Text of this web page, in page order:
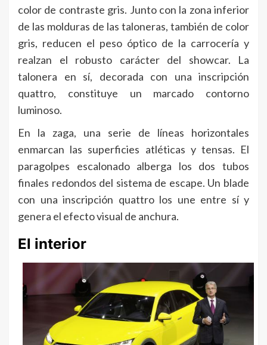
color de contraste gris. Junto con la zona inferior
de las molduras de las taloneras, también de color
gris, reducen el peso óptico de la carrocería y
realzan el robusto carácter del showcar. La
talonera en sí, decorada con una inscripción
quattro, constituye un marcado contorno
luminoso.
En la zaga, una serie de líneas horizontales
enmarcan las superficies atléticas y tensas. El
paragolpes escalonado alberga los dos tubos
finales redondos del sistema de escape. Un blade
con una inscripción quattro los une entre sí y
genera el efecto visual de anchura.
El interior